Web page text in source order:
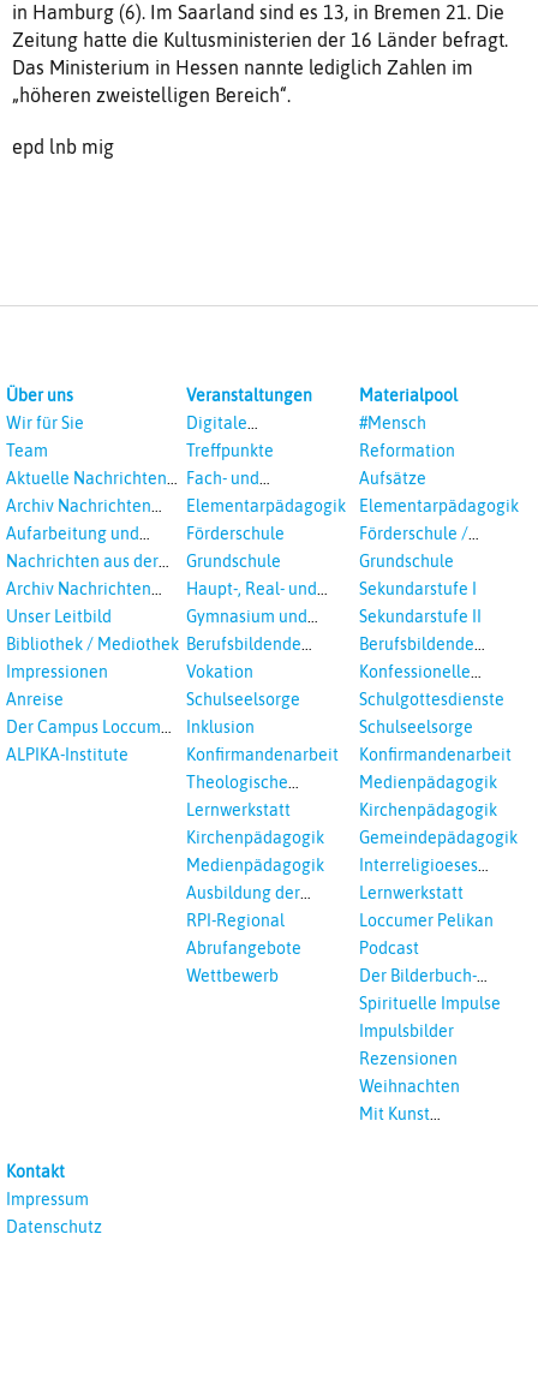
in Hamburg (6). Im Saarland sind es 13, in Bremen 21. Die
Zeitung hatte die Kultusministerien der 16 Länder befragt.
Das Ministerium in Hessen nannte lediglich Zahlen im
„höheren zweistelligen Bereich“.
epd lnb mig
Über uns
Wir für Sie
Team
Aktuelle Nachrichten
aus dem RPI
Archiv Nachrichten
aus dem RPI ab 2018
Aufarbeitung und
Prävention
Landeskirche und EKD
Nachrichten aus der
Landeskirche
Archiv Nachrichten
aus der Landeskirche
Unser Leitbild
Bibliothek / Mediothek
Impressionen
Anreise
Der Campus Loccum
und Loccumer
ALPIKA-Institute
Veranstaltungen
Digitale
Veranstaltungen
Treffpunkte
Fach- und
Studientagungen
Elementarpädagogik
Förderschule
Grundschule
Haupt-, Real- und
Oberschule
Gymnasium und
Gesamtschule
Berufsbildende
Schulen
Vokation
Schulseelsorge
Inklusion
Konfirmandenarbeit
Theologische
Fortbildungen,
Interreligöses Lernen
Lernwerkstatt
Kirchenpädagogik
Medienpädagogik
Ausbildung der
Vikar*innen
RPI-Regional
Abrufangebote
Wettbewerb
Materialpool
#Mensch
Reformation
Aufsätze
Elementarpädagogik
Förderschule /
Inklusion
Grundschule
Sekundarstufe I
Sekundarstufe II
Berufsbildende
Schulen
Konfessionelle
Kooperation
Schulgottesdienste
Schulseelsorge
Konfirmandenarbeit
Medienpädagogik
Kirchenpädagogik
Gemeindepädagogik
Interreligioeses
Lernen
Lernwerkstatt
Loccumer Pelikan
Podcast
Der Bilderbuch-
Podcast
Spirituelle Impulse
Impulsbilder
Rezensionen
Weihnachten
Mit Kunst
Kontakt
Impressum
Datenschutz